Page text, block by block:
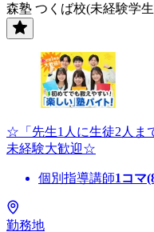
森塾 つくば校(未経験学
☆「先生1人に生徒2人ま
未経験大歓迎☆
個別指導講師1コマ
勤務地